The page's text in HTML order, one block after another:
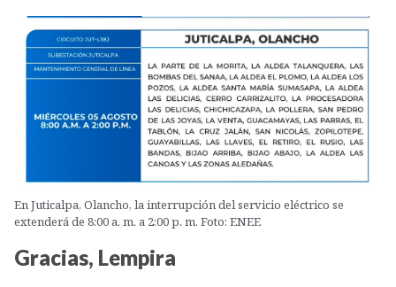
En Juticalpa, Olancho, la interrupción del servicio eléctrico se
extenderá de 8:00 a. m. a 2:00 p. m. Foto: ENEE
Gracias, Lempira